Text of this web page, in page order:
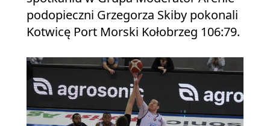
podopieczni Grzegorza Skiby pokonali
Kotwicę Port Morski Kołobrzeg 106:79.